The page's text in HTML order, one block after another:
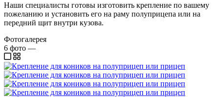
Наши специалисты готовы изготовить крепление по вашему
пожеланию и установить его на раму полуприцепа или на
передний щит внутри кузова.
Фотогалерея
6 фото —